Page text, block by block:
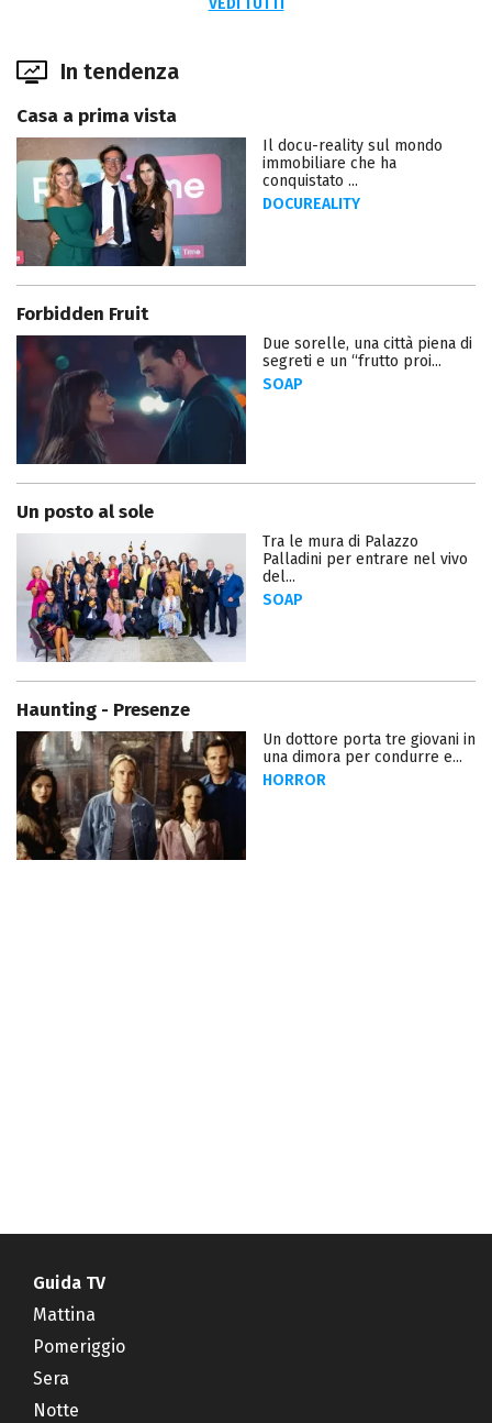
In tendenza
Casa a prima vista
Il docu-reality sul mondo
immobiliare che ha
conquistato ...
DOCUREALITY
Forbidden Fruit
Due sorelle, una città piena di
segreti e un “frutto proi...
SOAP
Un posto al sole
Tra le mura di Palazzo
Palladini per entrare nel vivo
del...
SOAP
Haunting - Presenze
Un dottore porta tre giovani in
una dimora per condurre e...
HORROR
Guida TV
Mattina
Pomeriggio
Sera
Notte